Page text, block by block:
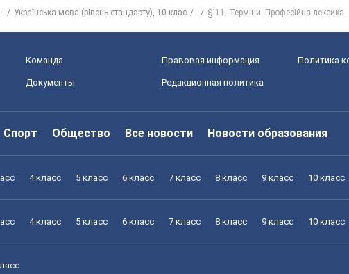
Українська мова (рівень стандарту), 10 клас § 11. Терміни. Професійна лексика
Команда Правовая информация Политика
Документы Редакционная политика
Спорт Общество Все новости Новости образования
4 класс 5 класс 6 класс 7 класс 8 класс 9 класс 10 класс
4 класс 5 класс 6 класс 7 класс 8 класс 9 класс 10 класс